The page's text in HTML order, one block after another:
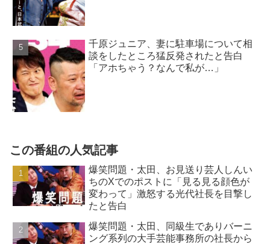
千原ジュニア、妻に駐車場について相
談をしたところ猛反発されたと告白
「アホちゃう？なんで私が…」
この番組の人気記事
爆笑問題・太田、お見送り芸人しんい
ちのXでのポストに「見る見る顔色が
変わって」激怒する光代社長を目撃し
たと告白
爆笑問題・太田、同級生でありバーニ
ング系列の大手芸能事務所の社長から